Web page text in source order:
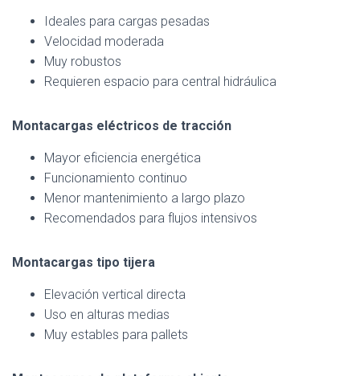
Ideales para cargas pesadas
Velocidad moderada
Muy robustos
Requieren espacio para central hidráulica
Montacargas eléctricos de tracción
Mayor eficiencia energética
Funcionamiento continuo
Menor mantenimiento a largo plazo
Recomendados para flujos intensivos
Montacargas tipo tijera
Elevación vertical directa
Uso en alturas medias
Muy estables para pallets